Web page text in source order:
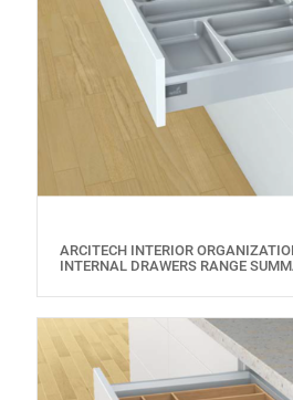
ARCITECH INTERIOR
INTERNAL DRAWERS RANGE